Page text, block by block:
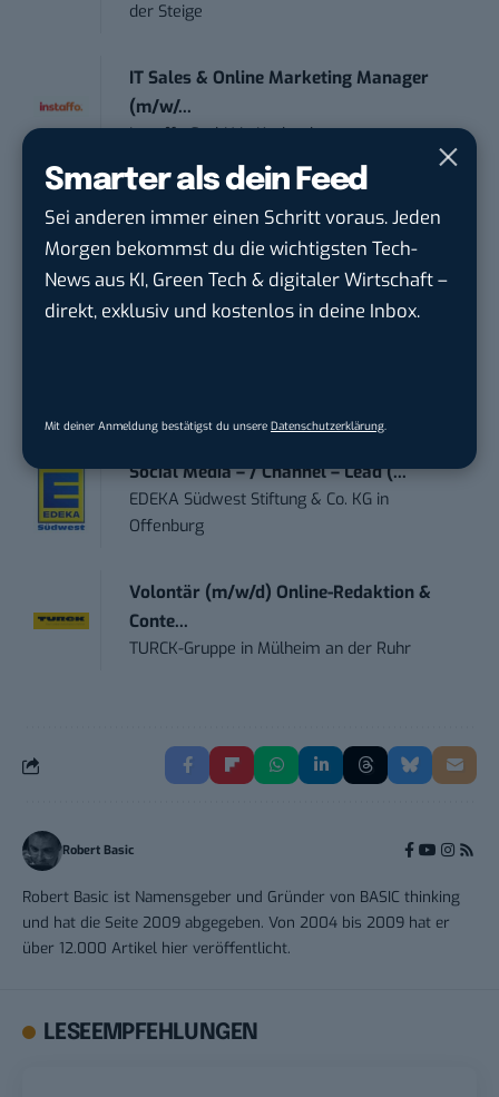
Smarter als dein Feed
Sei anderen immer einen Schritt voraus. Jeden
Morgen bekommst du die wichtigsten Tech-
News aus KI, Green Tech & digitaler Wirtschaft –
direkt, exklusiv und kostenlos in deine Inbox.
Mit deiner Anmeldung bestätigst du unsere Datenschutzerklärung.
der Steige
IT Sales & Online Marketing Manager
(m/w/...
Instaffo GmbHinKarlsruhe
Marketing /...
Acura Fachklinik GmbHinAlbstadt
Content Marketing Specialist Product &
Social Media – / Channel – Lead (...
EDEKA Südwest Stiftung & Co. KG in
Offenburg
Volontär (m/w/d) Online-Redaktion &
Conte...
TURCK-Gruppe in Mülheim an der Ruhr
Robert Basic
Robert Basic ist Namensgeber und Gründer von BASIC thinking
und hat die Seite 2009 abgegeben. Von 2004 bis 2009 hat er
über 12.000 Artikel hier veröffentlicht.
LESEEMPFEHLUNGEN